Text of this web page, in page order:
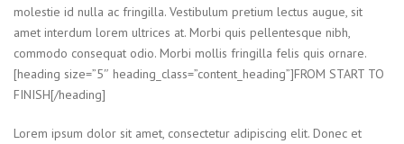
molestie id nulla ac fringilla. Vestibulum pretium lectus augue, sit
amet interdum lorem ultrices at. Morbi quis pellentesque nibh,
commodo consequat odio. Morbi mollis fringilla felis quis ornare.
[heading size=”5″ heading_class=”content_heading”]FROM START TO
FINISH[/heading]
Lorem ipsum dolor sit amet, consectetur adipiscing elit. Donec et